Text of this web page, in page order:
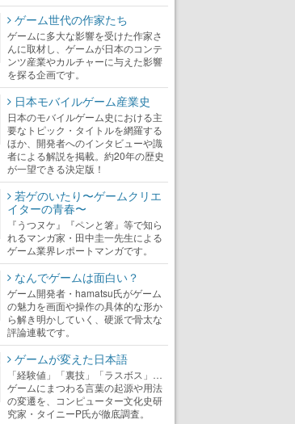
ゲーム世代の作家たち
ゲームに多大な影響を受けた作家さ
んに取材し、ゲームが日本のコンテ
ンツ産業やカルチャーに与えた影響
を探る企画です。
日本モバイルゲーム産業史
日本のモバイルゲーム史における主
要なトピック・タイトルを網羅する
ほか、開発者へのインタビューや識
者による解説を掲載。約20年の歴史
が一望できる決定版！
若ゲのいたり〜ゲームクリエ
イターの青春〜
『うつヌケ』『ペンと箸』等で知ら
れるマンガ家・田中圭一先生による
ゲーム業界レポートマンガです。
なんでゲームは面白い？
ゲーム開発者・hamatsu氏がゲーム
の魅力を画面や操作の具体的な形か
ら解き明かしていく、硬派で骨太な
評論連載です。
ゲームが変えた日本語
「経験値」「裏技」「ラスボス」…
ゲームにまつわる言葉の起源や用法
の変遷を、コンピューター文化史研
究家・タイニーP氏が徹底調査。